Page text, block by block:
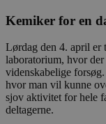
Kemiker for en
Lørdag den 4. april
laboratorium, hvor der
videnskabelige
hvor man vil kunne
sjov aktivitet for hele
deltagerne.